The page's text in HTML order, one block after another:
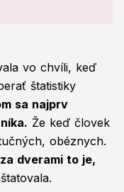
vo chvíli, keď
štatistiky
sa najprv
Že keď človek
obéznych.
dverami to je,